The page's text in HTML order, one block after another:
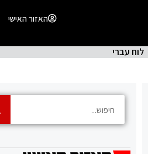
האזור האישי
לוח עברי